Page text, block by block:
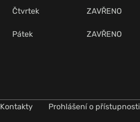
Čtvrtek ZAVŘENO
Pátek
ZAVŘENO
Kontakty Prohlášení o přístupnosti